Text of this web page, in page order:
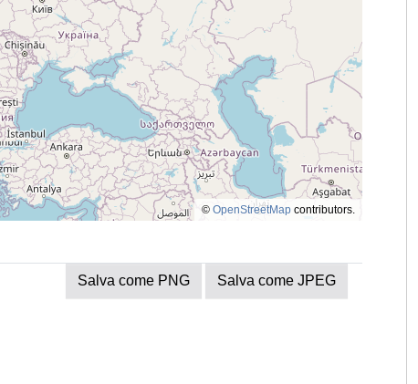
© OpenStreetMap contributors.
Salva come PNG Salva come JPEG